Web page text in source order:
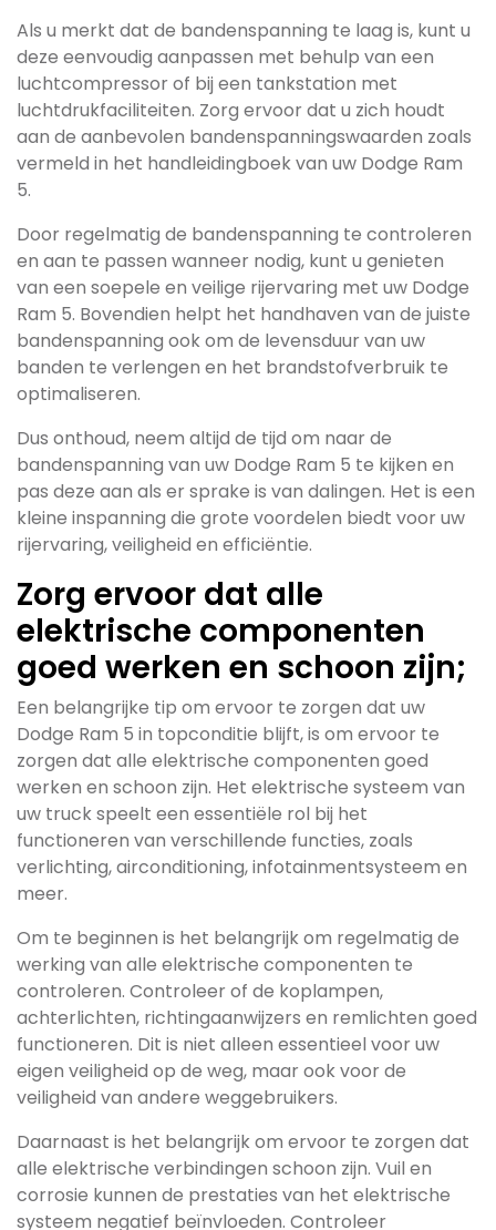
Als u merkt dat de bandenspanning te laag is, kunt u
deze eenvoudig aanpassen met behulp van een
luchtcompressor of bij een tankstation met
luchtdrukfaciliteiten. Zorg ervoor dat u zich houdt
aan de aanbevolen bandenspanningswaarden zoals
vermeld in het handleidingboek van uw Dodge Ram
5.
Door regelmatig de bandenspanning te controleren
en aan te passen wanneer nodig, kunt u genieten
van een soepele en veilige rijervaring met uw Dodge
Ram 5. Bovendien helpt het handhaven van de juiste
bandenspanning ook om de levensduur van uw
banden te verlengen en het brandstofverbruik te
optimaliseren.
Dus onthoud, neem altijd de tijd om naar de
bandenspanning van uw Dodge Ram 5 te kijken en
pas deze aan als er sprake is van dalingen. Het is een
kleine inspanning die grote voordelen biedt voor uw
rijervaring, veiligheid en efficiëntie.
Zorg ervoor dat alle
elektrische componenten
goed werken en schoon zijn;
Een belangrijke tip om ervoor te zorgen dat uw
Dodge Ram 5 in topconditie blijft, is om ervoor te
zorgen dat alle elektrische componenten goed
werken en schoon zijn. Het elektrische systeem van
uw truck speelt een essentiële rol bij het
functioneren van verschillende functies, zoals
verlichting, airconditioning, infotainmentsysteem en
meer.
Om te beginnen is het belangrijk om regelmatig de
werking van alle elektrische componenten te
controleren. Controleer of de koplampen,
achterlichten, richtingaanwijzers en remlichten goed
functioneren. Dit is niet alleen essentieel voor uw
eigen veiligheid op de weg, maar ook voor de
veiligheid van andere weggebruikers.
Daarnaast is het belangrijk om ervoor te zorgen dat
alle elektrische verbindingen schoon zijn. Vuil en
corrosie kunnen de prestaties van het elektrische
systeem negatief beïnvloeden. Controleer